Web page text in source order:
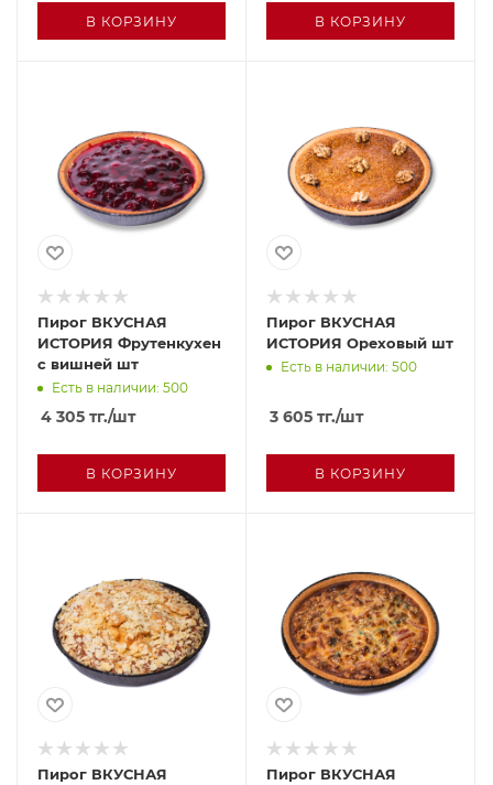
В КОРЗИНУ В КОРЗИНУ
Пирог ВКУСНАЯ
ИСТОРИЯ Фрутенкухен
с вишней шт
Есть в наличии: 500
4 305 тг./шт
В КОРЗИНУ
Пирог ВКУСНАЯ
ИСТОРИЯ Ореховый шт
Есть в наличии: 500
3 605 тг./шт
В КОРЗИНУ
Пирог ВКУСНАЯ
Пирог ВКУСНАЯ